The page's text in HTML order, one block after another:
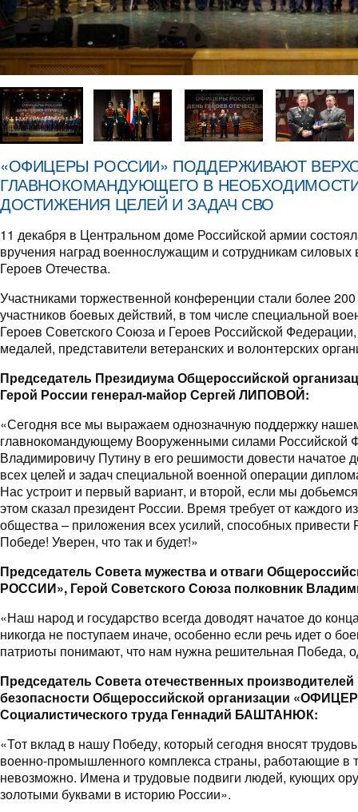
«ОФИЦЕРЫ РОССИИ» ПОДДЕРЖИВАЮТ
ГЛАВНОКОМАНДУЮЩЕГО В
ДОСТИЖЕНИЯ ЦЕЛЕЙ И ЗАДАЧ СВО
11 декабря в Центральном доме Российской армии
вручения наград военнослужащим и сотрудникам
Героев Отечества.
Участниками торжественной конференции стали более
участников боевых действий, в том числе специальной
Героев Советского Союза и Героев Российской
медалей, представители ветеранских и волонтерских
Председатель Президиума Общероссийской
Герой России генерал-майор Сергей ЛИПОВОЙ:
«Сегодня все мы выражаем однозначную поддержку
главнокомандующему Вооруженными силами Российской
Владимировичу Путину в его решимости довести начатое
всех целей и задач специальной военной операции
Нас устроит и первый вариант, и второй, если мы
этом сказал президент России. Время требует от каждого
общества – приложения всех усилий, способных привести
Победе! Уверен, что так и будет!»
Председатель Совета мужества и отваги
РОССИИ», Герой Советского Союза полковник
«Наш народ и государство всегда доводят начатое до
никогда не поступаем иначе, особенно если речь идет о
патриоты понимают, что нам нужна решительная Победа,
Председатель Совета отечественных
безопасности Общероссийской организации
Социалистического труда Геннадий БАШТАНЮК:
«Тот вклад в нашу Победу, который сегодня вносят
военно-промышленного комплекса страны, работающие в
невозможно. Имена и трудовые подвиги людей, кующих
золотыми буквами в историю России».